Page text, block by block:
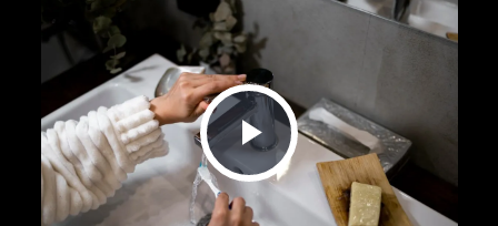
Play Video